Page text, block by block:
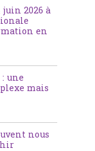
juin 2026 à
en
une
mais
nous